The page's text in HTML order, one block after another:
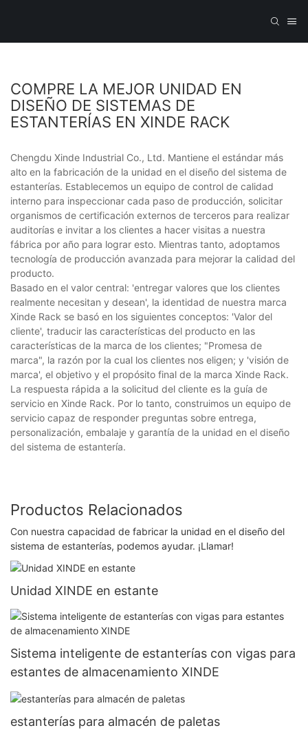
COMPRE LA MEJOR UNIDAD EN
DISEÑO DE SISTEMAS DE
ESTANTERÍAS EN XINDE RACK
Chengdu Xinde Industrial Co., Ltd. Mantiene el estándar más
alto en la fabricación de la unidad en el diseño del sistema de
estanterías. Establecemos un equipo de control de calidad
interno para inspeccionar cada paso de producción, solicitar
organismos de certificación externos de terceros para realizar
auditorías e invitar a los clientes a hacer visitas a nuestra
fábrica por año para lograr esto. Mientras tanto, adoptamos
tecnología de producción avanzada para mejorar la calidad del
producto.
Basado en el valor central: 'entregar valores que los clientes
realmente necesitan y desean', la identidad de nuestra marca
Xinde Rack se basó en los siguientes conceptos: 'Valor del
cliente', traducir las características del producto en las
características de la marca de los clientes; "Promesa de
marca", la razón por la cual los clientes nos eligen; y 'visión de
marca', el objetivo y el propósito final de la marca Xinde Rack.
La respuesta rápida a la solicitud del cliente es la guía de
servicio en Xinde Rack. Por lo tanto, construimos un equipo de
servicio capaz de responder preguntas sobre entrega,
personalización, embalaje y garantía de la unidad en el diseño
del sistema de estantería.
Productos Relacionados
Con nuestra capacidad de fabricar la unidad en el diseño del
sistema de estanterías, podemos ayudar. ¡Llamar!
Unidad XINDE en estante
Sistema inteligente de estanterías con vigas para
estantes de almacenamiento XINDE
estanterías para almacén de paletas